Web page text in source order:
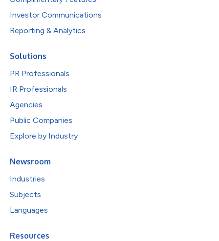
Investor Communications
Reporting & Analytics
Solutions
PR Professionals
IR Professionals
Agencies
Public Companies
Explore by Industry
Newsroom
Industries
Subjects
Languages
Resources